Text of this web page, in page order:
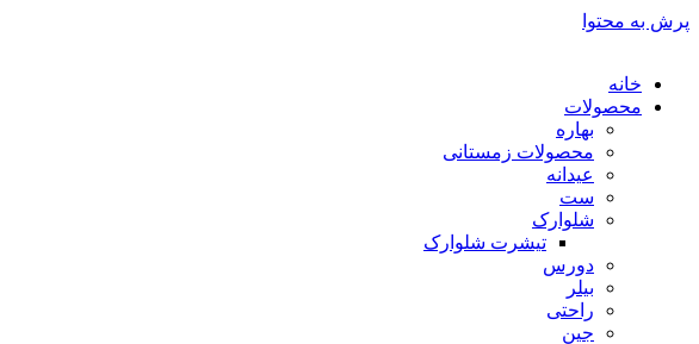
پرش به محتوا
خانه
محصولات
بهاره
محصولات زمستانی
عیدانه
ست
شلوارک
تیشرت شلوارک
دورس
بیلر
راحتی
جین